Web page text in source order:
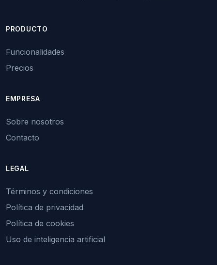
PRODUCTO
Funcionalidades
Precios
EMPRESA
Sobre nosotros
Contacto
LEGAL
Términos y condiciones
Política de privacidad
Política de cookies
Uso de inteligencia artificial